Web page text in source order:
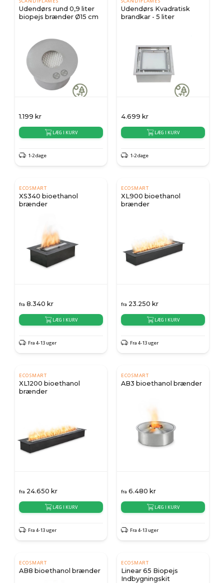
Udendørs rund 0,9 liter
biopejs brænder Ø15 cm
1.199 kr
LÆG I KURV
1-2 dage
Udendørs Kvadratisk
brandkar - 5 liter
4.699 kr
LÆG I KURV
1-2 dage
ECOSMART
XS340 bioethanol
brænder
fra 8.340 kr
LÆG I KURV
Fra 4-13 uger
ECOSMART
XL900 bioethanol
brænder
fra 23.250 kr
LÆG I KURV
Fra 4-13 uger
ECOSMART
XL1200 bioethanol
brænder
fra 24.650 kr
LÆG I KURV
Fra 4-13 uger
ECOSMART
AB3 bioethanol brænder
fra 6.480 kr
LÆG I KURV
Fra 4-13 uger
ECOSMART
AB8 bioethanol brænder
ECOSMART
Linear 65 Biopejs
Indbygningskit